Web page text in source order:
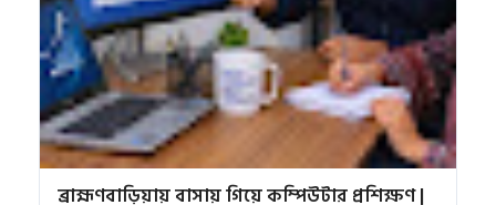
ব্রাহ্মণবাড়িয়ায় বাসায় গিয়ে কম্পিউটার প্রশিক্ষণ |